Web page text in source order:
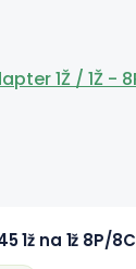
1ž na 1ž 8P/8C